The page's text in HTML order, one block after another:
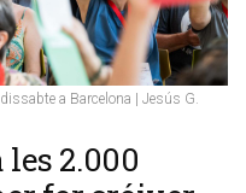
a Barcelona | Jesús G.
2.000